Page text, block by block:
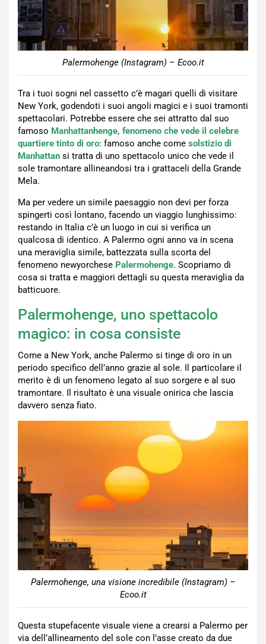
Palermohenge (Instagram) – Ecoo.it
Tra i tuoi sogni nel cassetto c’è magari quelli di visitare
New York, godendoti i suoi angoli magici e i suoi tramonti
spettacolari. Potrebbe essere che sei attratto dal suo
famoso Manhattanhenge, fenomeno che vede il celebre
quartiere tinto di oro: famoso anche come solstizio di
Manhattan si tratta di uno spettacolo unico che vede il
sole tramontare allineandosi tra i grattaceli della Grande
Mela.
Ma per vedere un simile paesaggio non devi per forza
spingerti così lontano, facendo un viaggio lunghissimo:
restando in Italia c’è un luogo in cui si verifica un
qualcosa di identico. A Palermo ogni anno va in scena
una meraviglia simile, battezzata sulla scorta del
fenomeno newyorchese Palermohenge. Scopriamo di
cosa si tratta e maggiori dettagli su questa meraviglia da
batticuore.
Palermohenge, uno spettacolo
magico: in cosa consiste
Come a New York, anche Palermo si tinge di oro in un
periodo specifico dell’anno grazie al sole. Il particolare il
merito è di un fenomeno legato al suo sorgere e al suo
tramontare. Il risultato è una visuale onirica che lascia
davvero senza fiato.
Palermohenge, una visione incredibile (Instagram) –
Ecoo.it
Questa stupefacente visuale viene a crearsi a Palermo per
via dell’allineamento del sole con l’asse creato da due